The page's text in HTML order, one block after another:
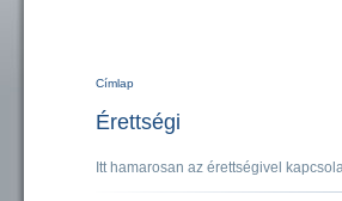
Jelenlegi hely
Címlap
Érettségi
Itt hamarosan az érettségivel